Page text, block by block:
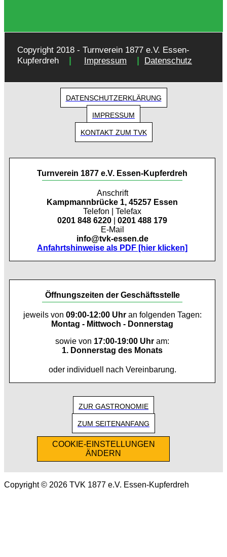
Copyright 2018 - Turnverein 1877 e.V. Essen-
Kupferdreh
| Impressum | Datenschutz
DATENSCHUTZERKLÄRUNG
IMPRESSUM
KONTAKT ZUM TVK
Turnverein 1877 e.V. Essen-Kupferdreh
Anschrift
Kampmannbrücke 1, 45257 Essen
Telefon | Telefax
0201 848 6220
0201 488 179
E-Mail
info@tvk-essen.de
Anfahrtshinweise als PDF [hier klicken]
Öffnungszeiten der Geschäftsstelle
jeweils von 09:00-12:00 Uhran folgenden Tagen:
Montag - Mittwoch - Donnerstag
sowie von 17:00-19:00 Uhr am:
1. Donnerstag des Monats
oder individuell nach Vereinbarung.
ZUR GASTRONOMIE
ZUM SEITENANFANG
COOKIE-EINSTELLUNGEN
ÄNDERN
Copyright © 2026 TVK 1877 e.V. Essen-Kupferdreh